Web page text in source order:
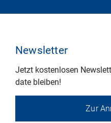
Newsletter
Jetzt kostenlosen
date bleiben!
Zur